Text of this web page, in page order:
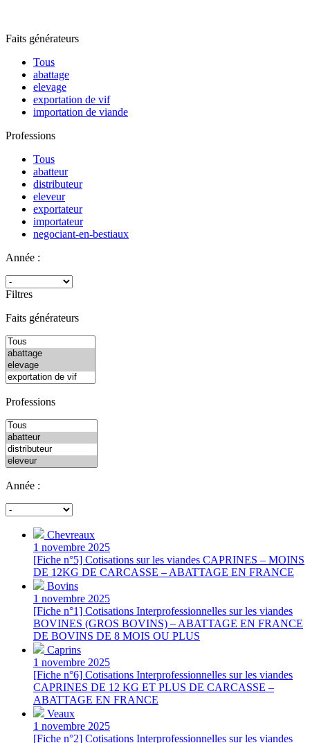
Faits générateurs
Tous
abattage
elevage
exportation de vif
importation de viande
Professions
Tous
abatteur
distributeur
eleveur
exportateur
importateur
negociant-en-bestiaux
Année :
Filtres
Faits générateurs
Professions
Année :
Chevreaux
1 novembre 2025
[Fiche n°5] Cotisations sur les viandes CAPRINES – MOINS
DE 12KG DE CARCASSE – ABATTAGE EN FRANCE
Bovins
1 novembre 2025
[Fiche n°1] Cotisations Interprofessionnelles sur les viandes
BOVINES (GROS BOVINS) – ABATTAGE EN FRANCE
DE BOVINS DE 8 MOIS OU PLUS
Caprins
1 novembre 2025
[Fiche n°6] Cotisations Interprofessionnelles sur les viandes
CAPRINES DE 12 KG ET PLUS DE CARCASSE –
ABATTAGE EN FRANCE
Veaux
1 novembre 2025
[Fiche n°2] Cotisations Interprofessionnelles sur les viandes